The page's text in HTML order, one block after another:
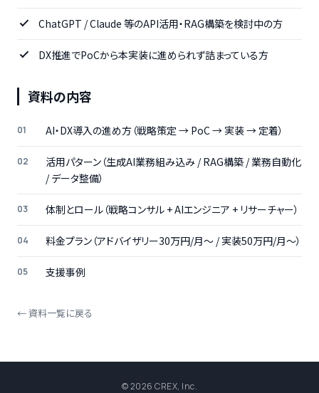
ChatGPT / Claude 等のAPI活用・RAG構築を検討中の方
DX推進でPoCから本実装に進められず詰まっている方
資料の内容
AI・DX導入の進め方（戦略策定 → PoC → 実装 → 定着）
活用パターン（生成AI業務組み込み / RAG構築 / 業務自動化
/ データ整備）
体制とロール（戦略コンサル + AIエンジニア + リサーチャー）
料金プラン（アドバイザリー30万円/月〜 / 実装50万円/月〜）
支援事例
← 資料一覧に戻る
© 2026 CREX, Inc.